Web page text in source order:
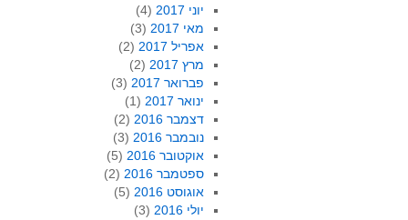
יוני 2017
(4)
מאי 2017
(3)
אפריל 2017
(2)
מרץ 2017
(2)
פברואר 2017
(3)
ינואר 2017
(1)
דצמבר 2016
(2)
נובמבר 2016
(3)
אוקטובר 2016
(5)
ספטמבר 2016
(2)
אוגוסט 2016
(5)
יולי 2016
(3)